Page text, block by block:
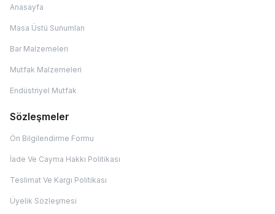
Anasayfa
Masa Üstü Sunumları
Bar Malzemeleri
Mutfak Malzemeleri
Endüstriyel Mutfak
Sözleşmeler
Ön Bilgilendirme Formu
İade Ve Cayma Hakkı Politikası
Teslimat Ve Kargı Politikası
Üyelik Sözleşmesi